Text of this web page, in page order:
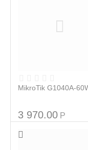
MikroTik G1040A-
3 970.00 Р